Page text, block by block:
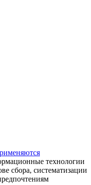
технологии
сбора, систематизации